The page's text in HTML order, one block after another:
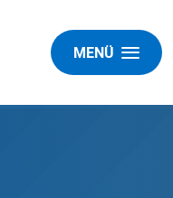
MENÜ